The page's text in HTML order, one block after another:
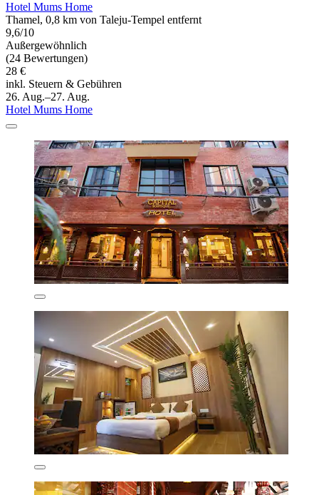
Hotel Mums Home
Thamel, 0,8 km von Taleju-Tempel entfernt
9,6/10
Außergewöhnlich
(24 Bewertungen)
28 €
inkl. Steuern & Gebühren
26. Aug.–27. Aug.
Hotel Mums Home